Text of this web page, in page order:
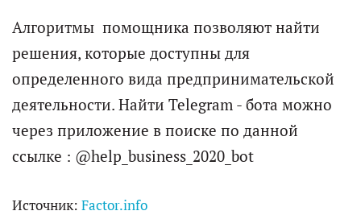
Алгоритмы помощника позволяют найти
решения, которые доступны для
определенного вида предпринимательской
деятельности. Найти Telegram - бота можно
через приложение в поиске по данной
ссылке : @help_business_2020_bot
Источник: Factor.info